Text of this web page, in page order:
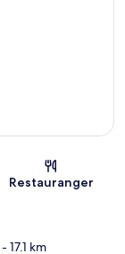
Restauranger
- 17.1 km